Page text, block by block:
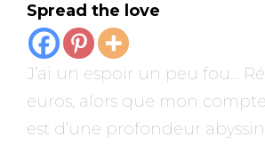
Spread the love
J’ai un espoir un peu fou…
euros, alors que mon
est d’une profondeur